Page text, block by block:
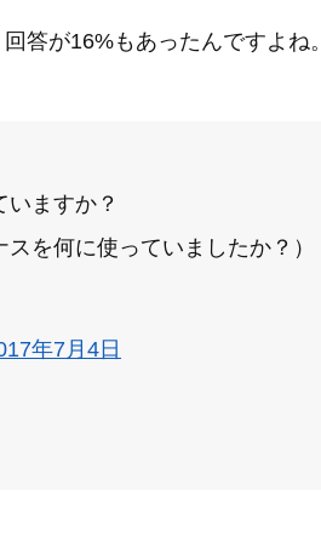
答が16%もあったんですよね。
ますか？
を何に使っていましたか？）
年7月4日